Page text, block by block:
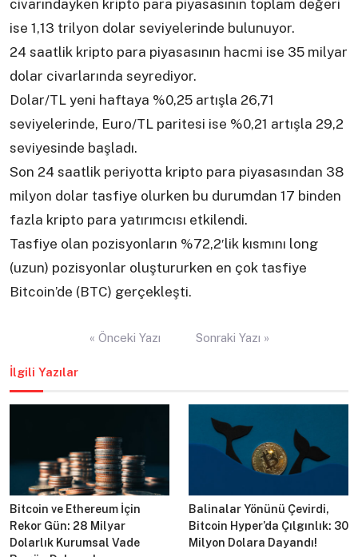
civarındayken kripto para piyasasının toplam değeri
ise 1,13 trilyon dolar seviyelerinde bulunuyor.
24 saatlik kripto para piyasasının hacmi ise 35 milyar
dolar civarlarında seyrediyor.
Dolar/TL yeni haftaya %0,25 artışla 26,71
seviyelerinde, Euro/TL paritesi ise %0,21 artışla 29,2
seviyesinde başladı.
Son 24 saatlik periyotta kripto para piyasasından 38
milyon dolar tasfiye olurken bu durumdan 17 binden
fazla kripto para yatırımcısı etkilendi.
Tasfiye olan pozisyonların %72,2′lik kısmını long
(uzun) pozisyonlar oluştururken en çok tasfiye
Bitcoin’de (BTC) gerçekleşti.
« Önceki Yazı Sonraki Yazı »
İlgili Yazılar
Bitcoin ve Ethereum İçin
Rekor Gün: 28 Milyar
Dolarlık Kurumsal Vade
Balinalar Yönünü Çevirdi,
Bitcoin Hyper’da Çılgınlık: 30
Milyon Dolara Dayandı!